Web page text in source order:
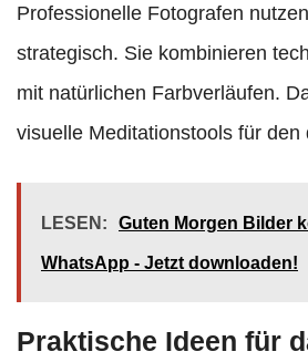
Professionelle Fotografen
strategisch. Sie kombinieren
mit natürlichen Farbverläufen.
visuelle Meditationstools für den
LESEN: Guten Morgen Bilder
WhatsApp - Jetzt downloaden!
Praktische Ideen für